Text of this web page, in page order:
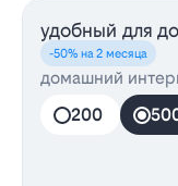
удобный для
-50% на 2 месяца
домашний
200